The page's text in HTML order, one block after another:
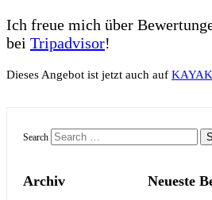
Ich freue mich über
bei Tripadvisor!
Dieses Angebot ist jetzt auch auf KAYAK
Search
Archiv Neueste